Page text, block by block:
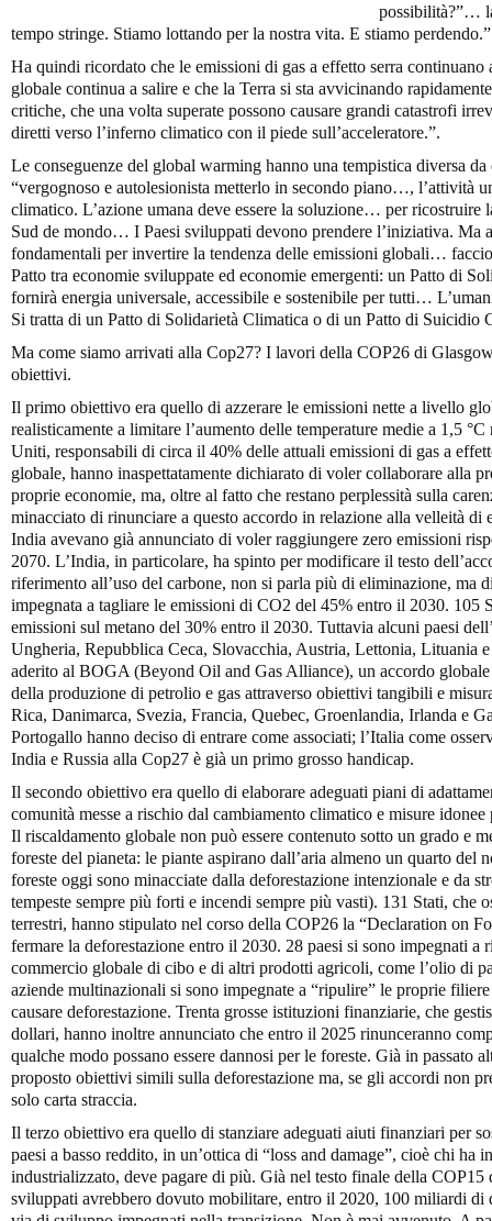
possibilità?”…
tempo stringe. Stiamo lottando per la nostra vita. E stiamo
Ha quindi ricordato che le emissioni di gas a effetto serra continuano
globale continua a salire e che la Terra si sta avvicinando
critiche, che una volta superate possono causare grandi catastrofi
diretti verso l’inferno climatico con il piede sull’acceleratore.”.
Le conseguenze del global warming hanno una tempistica diversa
“vergognoso e autolesionista metterlo in secondo piano…, l’attività
climatico. L’azione umana deve essere la soluzione… per ricostruire
Sud de mondo… I Paesi sviluppati devono prendere l’iniziativa. Ma
fondamentali per invertire la tendenza delle emissioni globali…
Patto tra economie sviluppate ed economie emergenti: un Patto di
fornirà energia universale, accessibile e sostenibile per tutti…
Si tratta di un Patto di Solidarietà Climatica o di un Patto di Suicidio
Ma come siamo arrivati alla Cop27? I lavori della COP26 di
obiettivi.
Il primo obiettivo era quello di azzerare le emissioni nette a livello
realisticamente a limitare l’aumento delle temperature medie a 1,5
Uniti, responsabili di circa il 40% delle attuali emissioni di gas a
globale, hanno inaspettatamente dichiarato di voler collaborare alla
proprie economie, ma, oltre al fatto che restano perplessità sulla
minacciato di rinunciare a questo accordo in relazione alla velleità di
India avevano già annunciato di voler raggiungere zero emissioni
2070. L’India, in particolare, ha spinto per modificare il testo
riferimento all’uso del carbone, non si parla più di eliminazione, ma
impegnata a tagliare le emissioni di CO2 del 45% entro il 2030. 105
emissioni sul metano del 30% entro il 2030. Tuttavia alcuni paesi
Ungheria, Repubblica Ceca, Slovacchia, Austria, Lettonia, Lituania
aderito al BOGA (Beyond Oil and Gas Alliance), un accordo
della produzione di petrolio e gas attraverso obiettivi tangibili e
Rica, Danimarca, Svezia, Francia, Quebec, Groenlandia, Irlanda e
Portogallo hanno deciso di entrare come associati; l’Italia come
India e Russia alla Cop27 è già un primo grosso handicap.
Il secondo obiettivo era quello di elaborare adeguati piani di
comunità messe a rischio dal cambiamento climatico e misure
Il riscaldamento globale non può essere contenuto sotto un grado e
foreste del pianeta: le piante aspirano dall’aria almeno un quarto del
foreste oggi sono minacciate dalla deforestazione intenzionale e da
tempeste sempre più forti e incendi sempre più vasti). 131 Stati, che
terrestri, hanno stipulato nel corso della COP26 la “Declaration on
fermare la deforestazione entro il 2030. 28 paesi si sono impegnati a
commercio globale di cibo e di altri prodotti agricoli, come l’olio di
aziende multinazionali si sono impegnate a “ripulire” le proprie
causare deforestazione. Trenta grosse istituzioni finanziarie, che
dollari, hanno inoltre annunciato che entro il 2025 rinunceranno
qualche modo possano essere dannosi per le foreste. Già in passato
proposto obiettivi simili sulla deforestazione ma, se gli accordi non
solo carta straccia.
Il terzo obiettivo era quello di stanziare adeguati aiuti finanziari per
paesi a basso reddito, in un’ottica di “loss and damage”, cioè chi ha
industrializzato, deve pagare di più. Già nel testo finale della
sviluppati avrebbero dovuto mobilitare, entro il 2020, 100 miliardi di